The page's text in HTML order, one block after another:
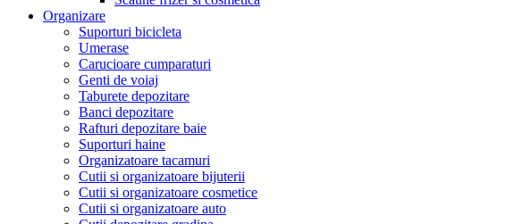
Organizare
Suporturi bicicleta
Umerase
Carucioare cumparaturi
Genti de voiaj
Taburete depozitare
Banci depozitare
Rafturi depozitare baie
Suporturi haine
Organizatoare tacamuri
Cutii si organizatoare bijuterii
Cutii si organizatoare cosmetice
Cutii si organizatoare auto